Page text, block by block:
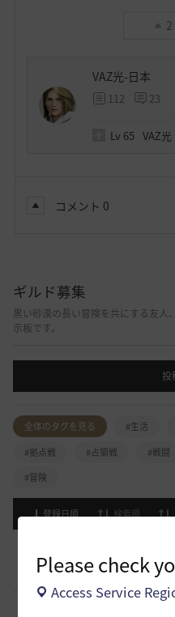
Please check
Access Service
2
VAZ光-日本
112 23
Lv 65 VAZ光
コメント 0
ギルド募集
黒い砂漠の長い冒険を共にする友人
示板です。
投
全体のタグを見る #生活
#拠点戦
#占領戦 #戦闘
#冒険
登録日順 検索順
0
名！
0 18 いなドン
小型ギルド【KeepOn